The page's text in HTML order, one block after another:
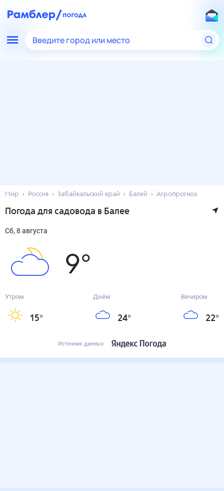
Введите город или место
Мир Россия Забайкальский край Балей Агропрогноз
Погода для садовода в Балее
сб, 8 августа
9°
Утром
15°
Днём
24°
Вечером
22°
Источник данных